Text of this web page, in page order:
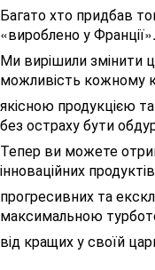
Багато хто придбав
«вироблено у Франції».
Ми вирішили змінити
можливість кожному
якісною продукцією
без остраху бути
Тепер ви можете
інноваційних
прогресивних та
максимальною
від кращих у своїй